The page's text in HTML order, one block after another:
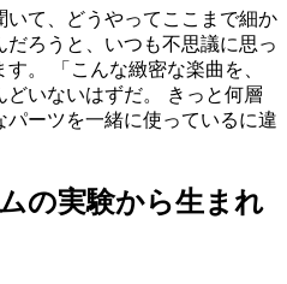
いて、どうやってここまで細か
ろうと、いつも不思議に思っ
。 「こんな緻密な楽曲を、
いないはずだ。 きっと何層
ーツを一緒に使っているに違
の実験から生まれ